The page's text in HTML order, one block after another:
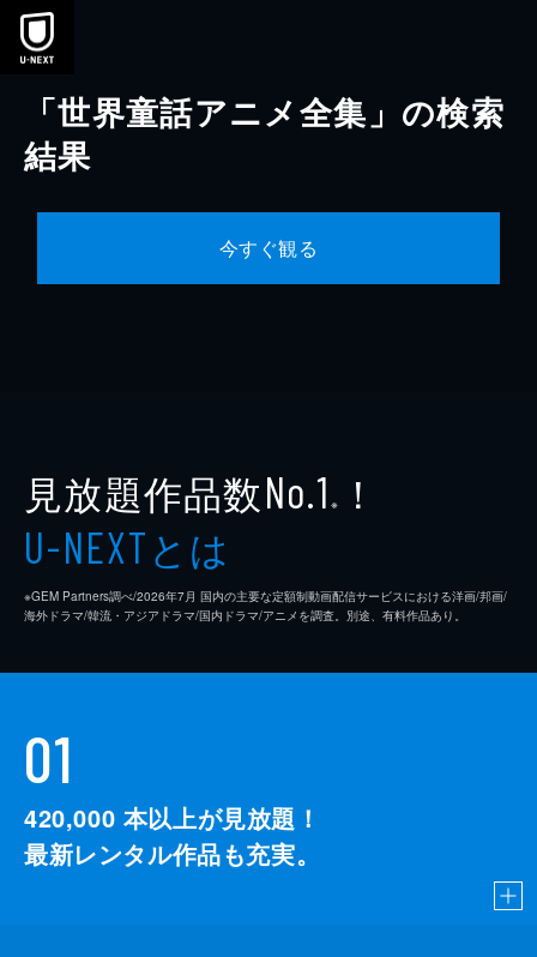
本文へスキップ
「世界童話アニメ全集」の検索
結果
今すぐ観る
見放題作品数No.1 ※ ！
U-NEXTとは
※GEM Partners調べ/2026年7⽉ 国内の主要な定額制動画配信サービスにおける洋画/邦画/
海外ドラマ/韓流・アジアドラマ/国内ドラマ/アニメを調査。別途、有料作品あり。
01
420,000 本以上が見放題！
最新レンタル作品も充実。